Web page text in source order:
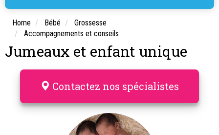
Home Bébé
Grossesse
Accompagnements et conseils
Jumeaux et enfant unique
Contactez nos spécialistes